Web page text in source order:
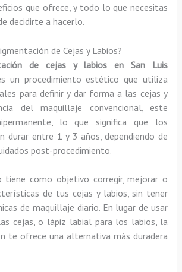
que ofrece, y todo lo que necesitas
decidirte a hacerlo.
de Cejas y Labios?
de cejas y labios en San Luis
un procedimiento estético que utiliza
para definir y dar forma a las cejas y
del maquillaje convencional, este
lo que significa que los
durar entre 1 y 3 años, dependiendo de
post-procedimiento.
como objetivo corregir, mejorar o
de tus cejas y labios, sin tener
de maquillaje diario. En lugar de usar
cejas, o lápiz labial para los labios, la
te ofrece una alternativa más duradera